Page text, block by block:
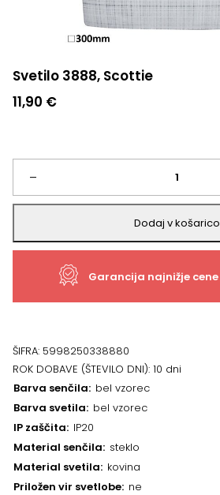
Svetilo 3888, Scottie
11,90 €
–
Svetilo
3888,
Scottie
Dodaj v košarico
Garancija najnižje cene
ŠIFRA: 5998250338880
ROK DOBAVE (ŠTEVILO DNI): 10 dni
Barva senčila bel vzorec
Barva svetila bel vzorec
IP zaščita IP20
Material senčila steklo
Material svetila kovina
Priložen vir svetlobe ne